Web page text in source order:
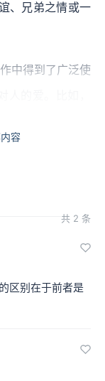
、兄弟之情或一
中得到了广泛使
人”（《约翰福
容
共 2 条
区别在于前者是